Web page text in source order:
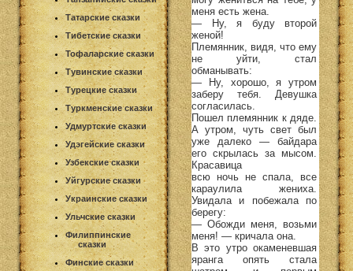
Татарские сказки
Тибетские сказки
Тофаларские сказки
Тувинские сказки
Турецкие сказки
Туркменские сказки
Удмуртские сказки
Удэгейские сказки
Узбекские сказки
Уйгурские сказки
Украинские сказки
Ульчские сказки
Филиппинские
сказки
Финские сказки
меня есть жена.
— Ну, я буду второй
женой!
Племянник, видя, что ему
не уйти, стал
обманывать:
— Ну, хорошо, я утром
заберу тебя. Девушка
согласилась.
Пошел племянник к дяде.
А утром, чуть свет был
уже далеко — байдара
его скрылась за мысом.
Красавица
всю ночь не спала, все
караулила жениха.
Увидала и побежала по
берегу:
— Обожди меня, возьми
меня! — кричала она.
В это утро окаменевшая
яранга опять стала